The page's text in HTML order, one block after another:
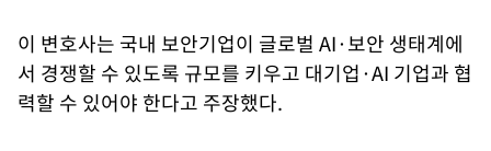
이 변호사는 국내 보안기업이 글로벌 AI·보안 생태계에
서 경쟁할 수 있도록 규모를 키우고 대기업·AI 기업과 협
력할 수 있어야 한다고 주장했다.